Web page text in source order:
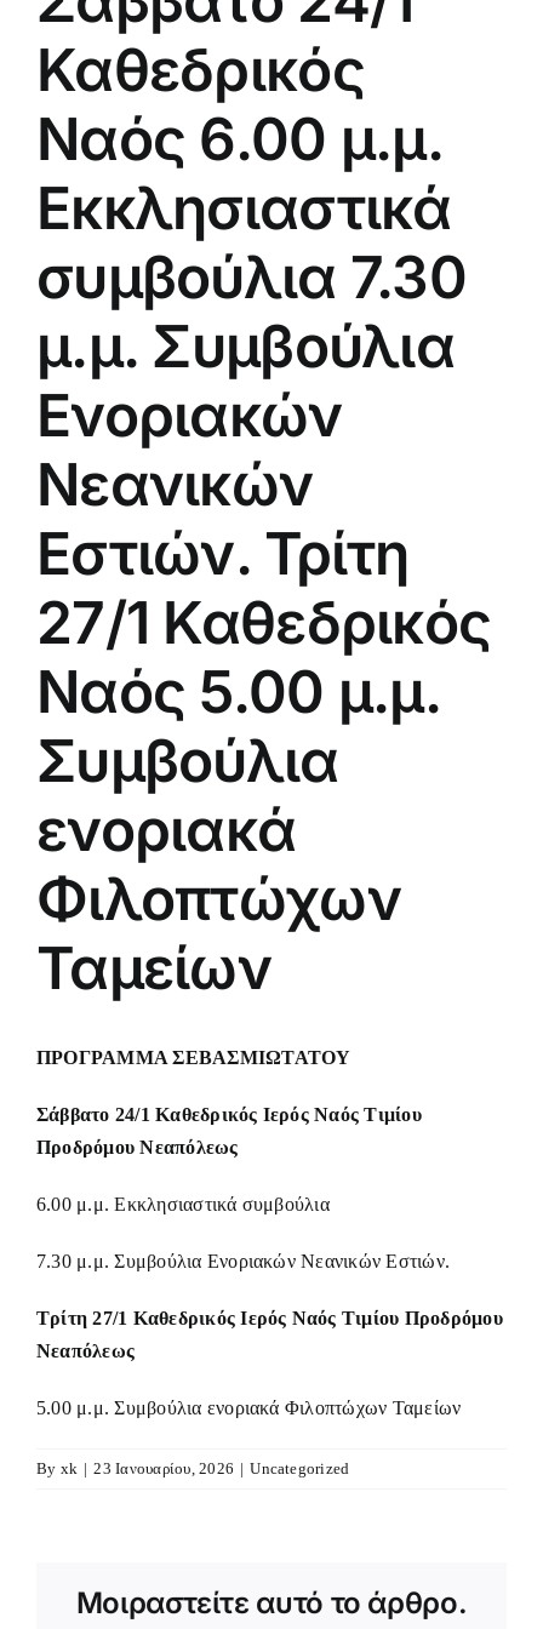
Καθεδρικός
Ναός 6.00 μ.μ.
Εκκλησιαστικά
συμβούλια 7.30
μ.μ. Συμβούλια
Ενοριακών
Νεανικών
Εστιών. Τρίτη
27/1 Καθεδρικός
Ναός 5.00 μ.μ.
Συμβούλια
ενοριακά
Φιλοπτώχων
Ταμείων
ΠPOΓPAMMA ΣEBAΣMIΩTATOY
Σάββατο 24/1 Καθεδρικός Ιερός Ναός Τιμίου
Προδρόμου Νεαπόλεως
6.00 μ.μ. Εκκλησιαστικά συμβούλια
7.30 μ.μ. Συμβούλια Ενοριακών Νεανικών Εστιών.
Τρίτη 27/1 Καθεδρικός Ιερός Ναός Τιμίου Προδρόμου
Νεαπόλεως
5.00 μ.μ. Συμβούλια ενοριακά Φιλοπτώχων Ταμείων
By xk | 23 Ιανουαρίου, 2026 | Uncategorized
Μοιραστείτε αυτό το άρθρο.